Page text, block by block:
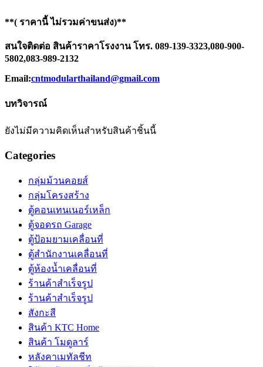
**( ราคานี้ ไม่รวมค่าขนส่ง)**
สนใจติดต่อ สินค้าราคาโรงงาน โทร. 089-139-3323,080-900-
5802,083-989-2132
Email:cntmodularthailand@gmail.com
บทวิจารณ์
ยังไม่มีความคิดเห็นสำหรับสินค้าชิ้นนี้
Categories
กลุ่มม้วนคอยส์
กลุ่มโครงสร้าง
ตู้คอนเทนเนอร์เหล็ก
ตู้จอดรถ Garage
ตู้ป้อมยามเคลื่อนที่
ตู้สำนักงานเคลื่อนที่
ตู้ห้องน้ำเคลื่อนที่
ร้านค้าสำเร็จรูป
ร้านค้าสำเร็จรูป
สังกะสี
สินค้า KTC Home
สินค้า โมดูลาร์
หลังคาเมทัลชีท